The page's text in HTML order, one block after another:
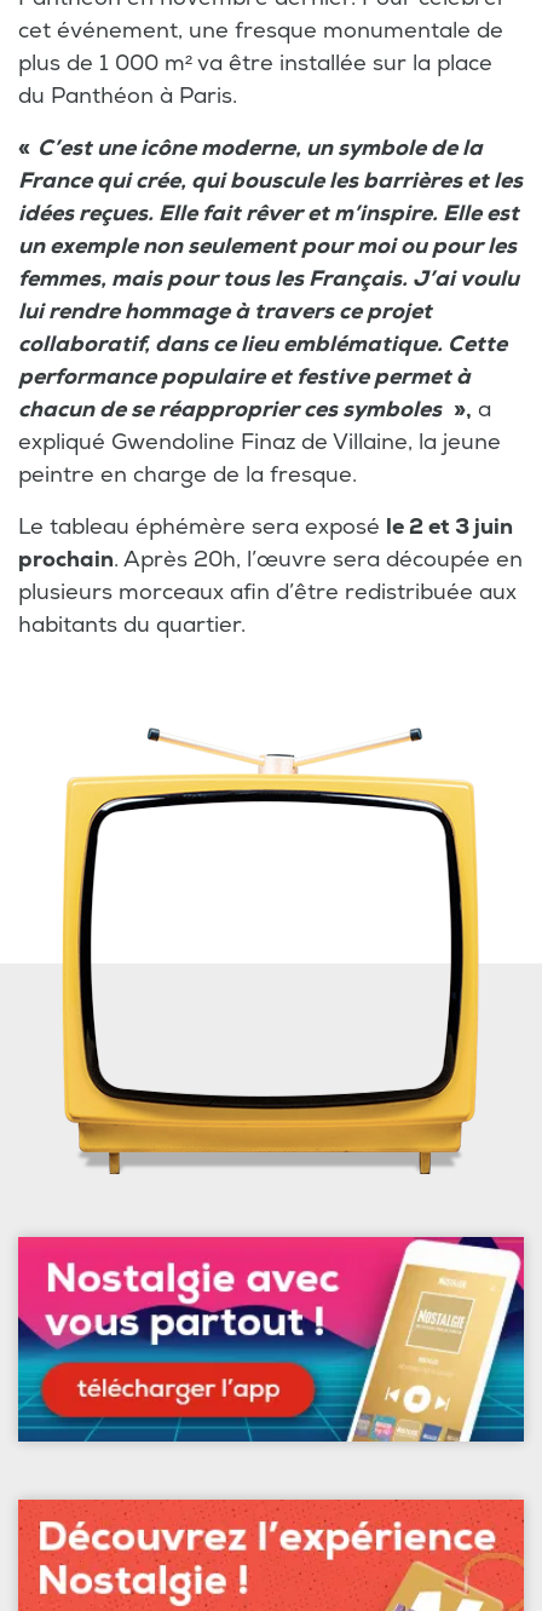
cet événement, une fresque monumentale de
plus de 1 000 m² va être installée sur la place
du Panthéon à Paris.
« C’est une icône moderne, un symbole de la
France qui crée, qui bouscule les barrières et les
idées reçues. Elle fait rêver et m’inspire. Elle est
un exemple non seulement pour moi ou pour les
femmes, mais pour tous les Français. J’ai voulu
lui rendre hommage à travers ce projet
collaboratif, dans ce lieu emblématique. Cette
performance populaire et festive permet à
chacun de se réapproprier ces symboles », a
expliqué Gwendoline Finaz de Villaine, la jeune
peintre en charge de la fresque.
Le tableau éphémère sera exposé le 2 et 3 juin
prochain. Après 20h, l’œuvre sera découpée en
plusieurs morceaux afin d’être redistribuée aux
habitants du quartier.